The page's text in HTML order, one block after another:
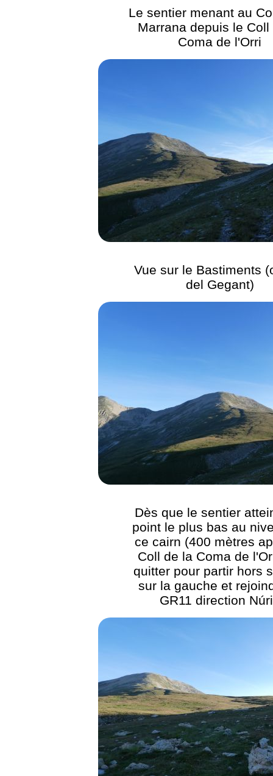
Le sentier menant au
Marrana depuis le Coll
Coma de l'Orri
Vue sur le Bastiments
del Gegant)
Dès que le sentier
point le plus bas au
ce cairn (400 mètres
Coll de la Coma de
quitter pour partir hors
sur la gauche et
GR11 direction